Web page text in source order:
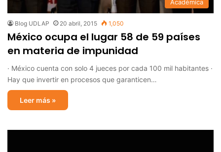
Académica
Blog UDLAP 20 abril, 2015 1,050
México ocupa el lugar 58 de 59 países
en materia de impunidad
· México cuenta con solo 4 jueces por cada 100 mil habitantes ·
Hay que invertir en procesos que garanticen…
Leer más »